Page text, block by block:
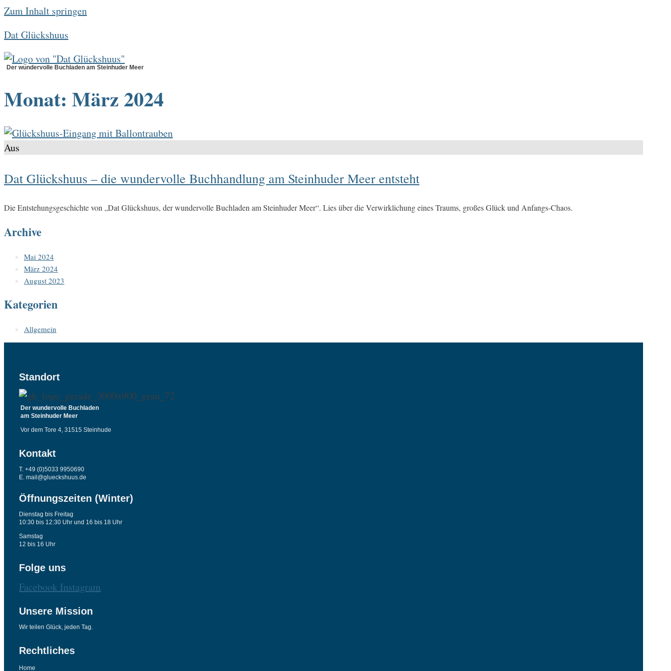
Zum Inhalt springen
Dat Glückshuus
Der wundervolle Buchladen am Steinhuder Meer
Monat: März 2024
Aus
Dat Glückshuus – die wundervolle Buchhandlung am Steinhuder Meer entsteht
Die Entstehungsgeschichte von „Dat Glückshuus, der wundervolle Buchladen am Steinhuder Meer“. Lies über die Verwirklichung eines Traums, großes Glück und Anfangs-Chaos.
Archive
Mai 2024
März 2024
August 2023
Kategorien
Allgemein
Standort
Der wundervolle Buchladen
am Steinhuder Meer
Vor dem Tore 4, 31515 Steinhude
Kontakt
T. +49 (0)5033 9950690
E. mail@glueckshuus.de
Öffnungszeiten (Winter)
Dienstag bis Freitag
10:30 bis 12:30 Uhr und 16 bis 18 Uhr
Samstag
12 bis 16 Uhr
Folge uns
Facebook Instagram
Unsere Mission
Wir teilen Glück, jeden Tag.
Rechtliches
Home